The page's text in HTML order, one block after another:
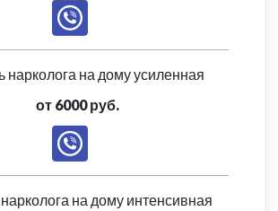
на дому усиленная
от 6000 руб.
на дому интенсивная